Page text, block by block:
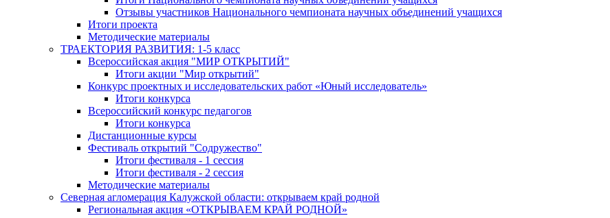
Отзывы участников Национального чемпионата научных объединений учащихся
Итоги проекта
Методические материалы
ТРАЕКТОРИЯ РАЗВИТИЯ: 1-5 класс
Всероссийская акция "МИР ОТКРЫТИЙ"
Итоги акции "Мир открытий"
Конкурс проектных и исследовательских работ «Юный исследователь»
Итоги конкурса
Всероссийский конкурс педагогов
Итоги конкурса
Дистанционные курсы
Фестиваль открытий "Содружество"
Итоги фестиваля - 1 сессия
Итоги фестиваля - 2 сессия
Методические материалы
Северная агломерация Калужской области: открываем край родной
Региональная акция «ОТКРЫВАЕМ КРАЙ РОДНОЙ»